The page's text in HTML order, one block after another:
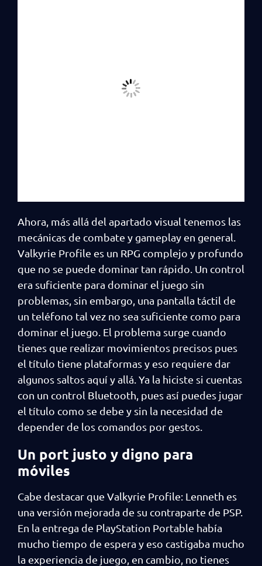
Ahora, más allá del apartado visual tenemos las
mecánicas de combate y gameplay en general.
Valkyrie Profile es un RPG complejo y profundo
que no se puede dominar tan rápido. Un control
era suficiente para dominar el juego sin
problemas, sin embargo, una pantalla táctil de
un teléfono tal vez no sea suficiente como para
dominar el juego. El problema surge cuando
tienes que realizar movimientos precisos pues
el título tiene plataformas y eso requiere dar
algunos saltos aquí y allá. Ya la hiciste si cuentas
con un control Bluetooth, pues así puedes jugar
el título como se debe y sin la necesidad de
depender de los comandos por gestos.
Un port justo y digno para
móviles
Cabe destacar que Valkyrie Profile: Lenneth es
una versión mejorada de su contraparte de PSP.
En la entrega de PlayStation Portable había
mucho tiempo de espera y eso castigaba mucho
la experiencia de juego, en cambio, no tienes